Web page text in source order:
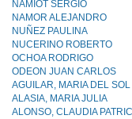
NAMIOT SERGIO
NAMOR ALEJANDRO
NUÑEZ PAULINA
NUCERINO ROBERTO
OCHOA RODRIGO
ODEON JUAN CARLOS
AGUILAR, MARIA DEL SOL
ALASIA, MARIA JULIA
ALONSO, CLAUDIA